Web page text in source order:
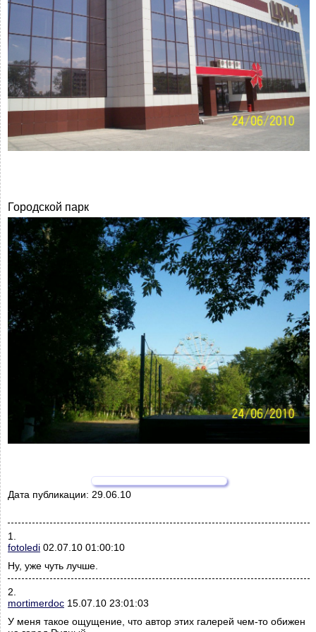
Городской парк
Дата публикации: 29.06.10
1.
fotoledi 02.07.10 01:00:10
Ну, уже чуть лучше.
2.
mortimerdoc 15.07.10 23:01:03
У меня такое ощущение, что автор этих галерей чем-то обижен